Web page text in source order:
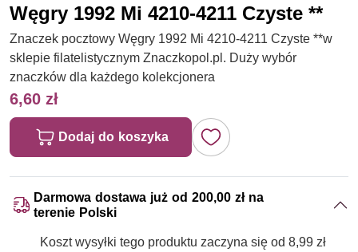
Węgry 1992 Mi 4210-4211 Czyste **
Znaczek pocztowy Węgry 1992 Mi 4210-4211 Czyste **w
sklepie filatelistycznym Znaczkopol.pl. Duży wybór
znaczków dla każdego kolekcjonera
6,60 zł
Dodaj do koszyka
Darmowa dostawa już od 200,00 zł na
terenie Polski
Koszt wysyłki tego produktu zaczyna się od 8,99 zł